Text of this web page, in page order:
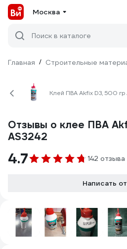
Москва
Поиск в каталоге
Главная / Строительные
Клей ПВА Akfix D3, 500 гр
Отзывы о клее ПВА
AS3242
4.7 142 отзыва
Написать